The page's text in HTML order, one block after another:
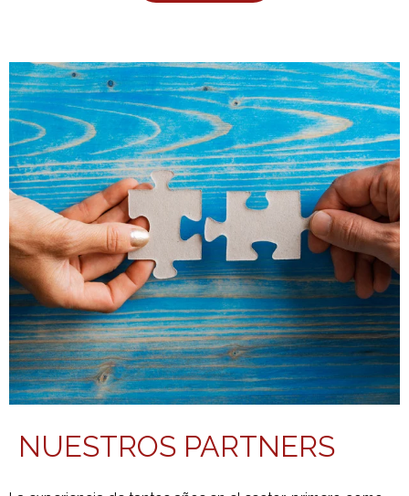
NUESTROS PARTNERS